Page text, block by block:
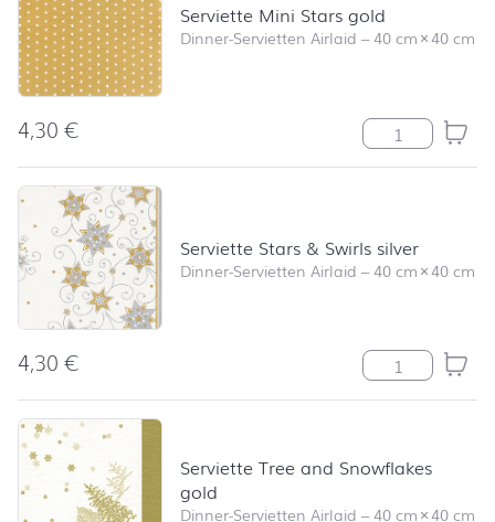
Serviette Mini Stars gold
Dinner-Servietten Airlaid –40 cm×40 cm
4,30€ Serviette Mini
Serviette Stars & Swirls silver
Dinner-Servietten Airlaid –40 cm×40 cm
4,30€ Serviette Stars
Serviette Tree and Snowflakes
gold
Dinner-Servietten Airlaid –40 cm×40 cm